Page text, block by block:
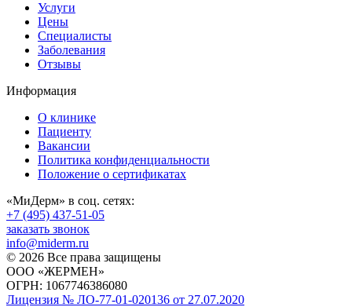
Услуги
Цены
Специалисты
Заболевания
Отзывы
Информация
О клинике
Пациенту
Вакансии
Политика конфиденциальности
Положение о сертификатах
«МиДерм» в соц. сетях:
+7 (495) 437-51-05
заказать звонок
info@miderm.ru
© 2026 Все права защищены
ООО «ЖЕРМЕН»
ОГРН: 1067746386080
Лицензия № ЛО-77-01-020136 от 27.07.2020